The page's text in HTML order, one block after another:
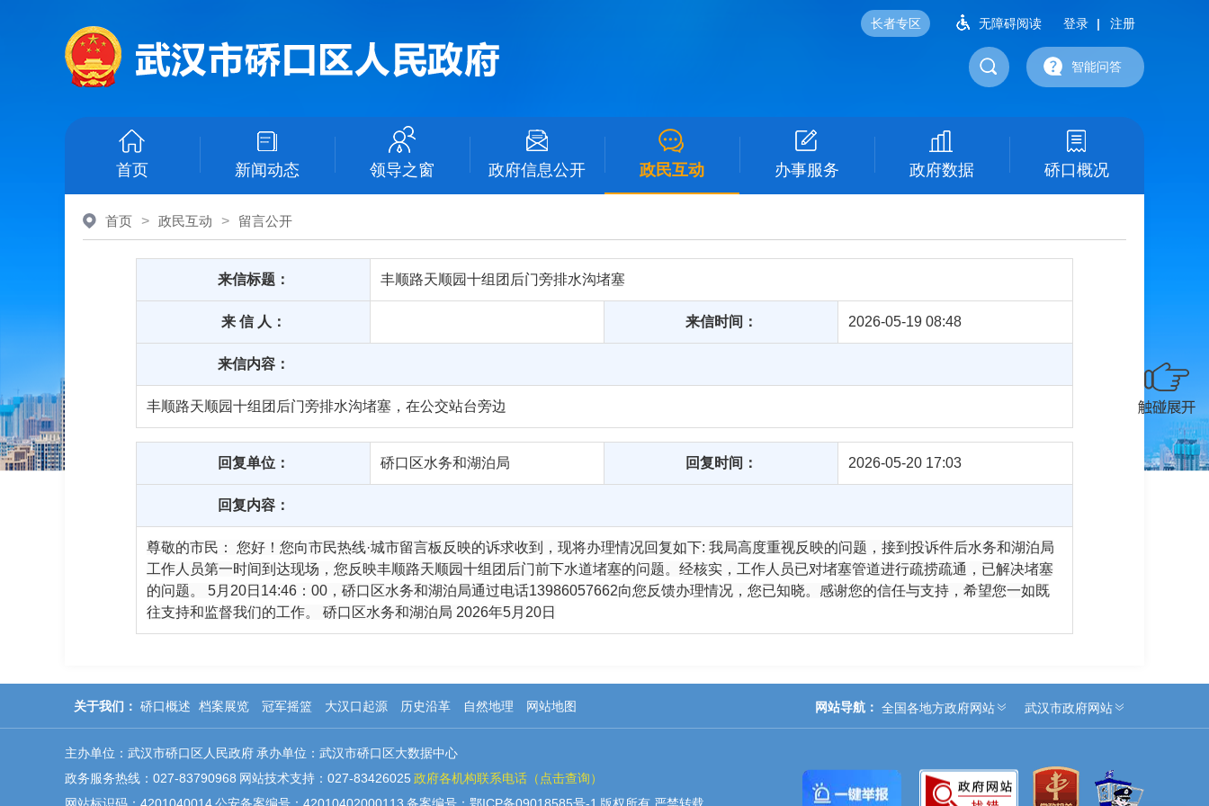
长者专区 无障碍阅读 登录 注册
智能问答
首页 新闻动态 领导之窗 政府信息公开 政民互动 办事服务 政府数据 硚口概况
首页 > 政民互动 > 留言公开
来信标题： 丰顺路天顺园十组团后门旁排水沟堵塞
来 信 人： 来信时间： 2026-05-19 08:48
来信内容：
丰顺路天顺园十组团后门旁排水沟堵塞，在公交站台旁边
回复单位： 硚口区水务和湖泊局 回复时间： 2026-05-20 17:03
回复内容：
尊敬的市民： 您好！您向市民热线·城市留言板反映的诉求收到，现将办理情况回复如下: 我局高度重视反映的问题，接到投诉件后水务和湖泊局
工作人员第一时间到达现场，您反映丰顺路天顺园十组团后门前下水道堵塞的问题。经核实，工作人员已对堵塞管道进行疏捞疏通，已解决堵塞
的问题。 5月20日14:46：00，硚口区水务和湖泊局通过电话13986057662向您反馈办理情况，您已知晓。感谢您的信任与支持，希望您一如既
往支持和监督我们的工作。 硚口区水务和湖泊局 2026年5月20日
关于我们： 硚口概述 档案展览 冠军摇篮 大汉口起源 历史沿革 自然地理 网站地图 网站导航： 全国各地方政府网站 武汉市政府网站
主办单位：武汉市硚口区人民政府承办单位：武汉市硚口区大数据中心
政务服务热线：027-83790968 网站技术支持：027-83426025 政府各机构联系电话（点击查询）